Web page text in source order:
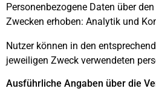
Personenbezogene Daten über
Zwecken erhoben: Analytik und
Nutzer können in den
jeweiligen Zweck verwendeten
Ausführliche Angaben über die